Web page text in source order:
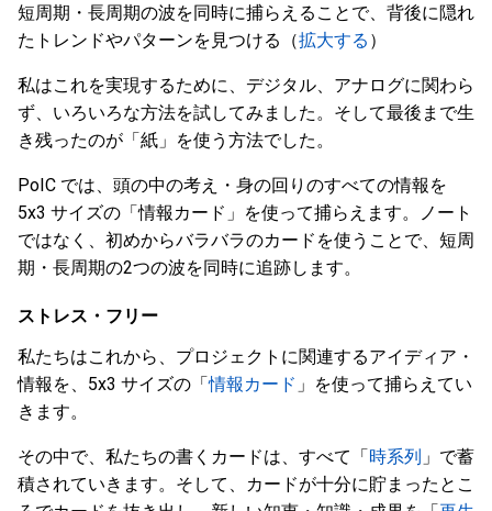
短周期・長周期の波を同時に捕らえることで、背後に隠れ
たトレンドやパターンを見つける（拡大する ）
私はこれを実現するために、デジタル、アナログに関わら
ず、いろいろな方法を試してみました。そして最後まで生
き残ったのが「紙」を使う方法でした。
PoIC では、頭の中の考え・身の回りのすべての情報を
5x3 サイズの「情報カード」を使って捕らえます。ノート
ではなく、初めからバラバラのカードを使うことで、短周
期・長周期の2つの波を同時に追跡します。
ストレス・フリー
私たちはこれから、プロジェクトに関連するアイディア・
情報を、5x3 サイズの「情報カード 」を使って捕らえてい
きます。
その中で、私たちの書くカードは、すべて「時系列 」で蓄
積されていきます。そして、カードが十分に貯まったとこ